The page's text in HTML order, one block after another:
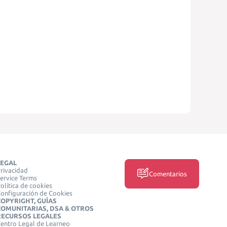
Terms
de cookies
de Cookies
GUÍAS
DSA & OTROS
LEGALES
Legal de Learneo
Comentarios